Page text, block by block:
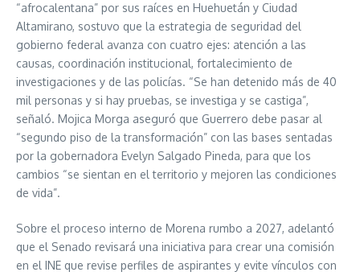
“afrocalentana” por sus raíces en Huehuetán y Ciudad
Altamirano, sostuvo que la estrategia de seguridad del
gobierno federal avanza con cuatro ejes: atención a las
causas, coordinación institucional, fortalecimiento de
investigaciones y de las policías. “Se han detenido más de 40
mil personas y si hay pruebas, se investiga y se castiga”,
señaló. Mojica Morga aseguró que Guerrero debe pasar al
“segundo piso de la transformación” con las bases sentadas
por la gobernadora Evelyn Salgado Pineda, para que los
cambios “se sientan en el territorio y mejoren las condiciones
de vida”.
Sobre el proceso interno de Morena rumbo a 2027, adelantó
que el Senado revisará una iniciativa para crear una comisión
en el INE que revise perfiles de aspirantes y evite vínculos con